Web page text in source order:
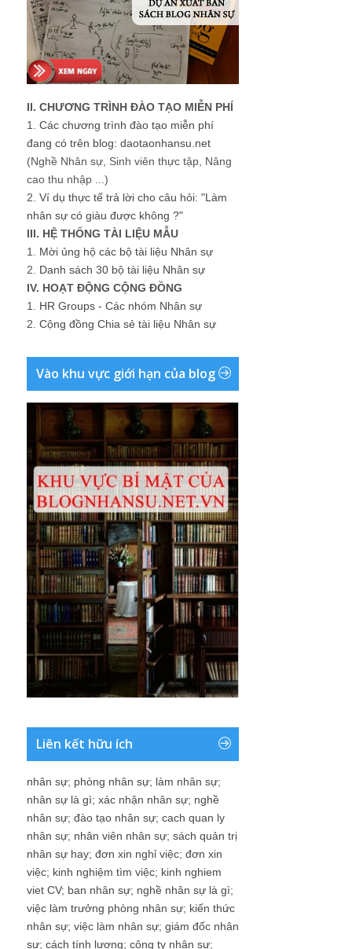
II. CHƯƠNG TRÌNH ĐÀO TẠO MIỄN PHÍ
1. Các chương trình đào tạo miễn phí
đang có trên blog: daotaonhansu.net
(Nghề Nhân sự, Sinh viên thực tập, Nâng
cao thu nhập ...)
2. Ví dụ thực tế trả lời cho câu hỏi: "Làm
nhân sự có giàu được không ?"
III. HỆ THỐNG TÀI LIỆU MẪU
1. Mời ủng hộ các bộ tài liệu Nhân sự
2. Danh sách 30 bộ tài liệu Nhân sự
IV. HOẠT ĐỘNG CỘNG ĐỒNG
1. HR Groups - Các nhóm Nhân sự
2. Cộng đồng Chia sẻ tài liệu Nhân sự
Vào khu vực giới hạn của blog
Liên kết hữu ích
nhân sự; phòng nhân sự; làm nhân sự;
nhân sự là gì; xác nhận nhân sự; nghề
nhân sự; đào tạo nhân sự; cach quan ly
nhân sự; nhân viên nhân sự; sách quản trị
nhân sự hay; đơn xin nghỉ việc; đơn xin
việc; kinh nghiệm tìm việc; kinh nghiem
viet CV; ban nhân sự; nghề nhân sự là gì;
việc làm trưởng phòng nhân sự; kiến thức
nhân sự; việc làm nhân sự; giám đốc nhân
sự; cách tính lương; công ty nhân sự;